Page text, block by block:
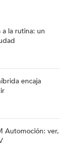
a la rutina: un
encaja
Automoción: ver,